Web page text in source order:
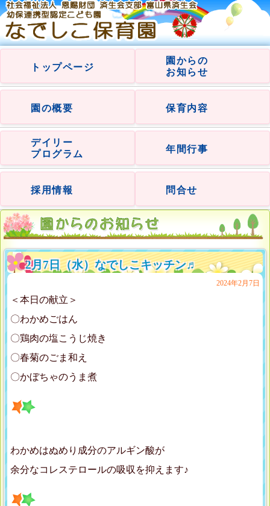
トップページ
園からの
お知らせ
園の概要 保育内容
デイリー
プログラム
年間行事
採用情報 問合せ
2月7日（水）なでしこキッチン♬
2024年2月7日
＜本日の献立＞
〇わかめごはん
〇鶏肉の塩こうじ焼き
〇春菊のごま和え
〇かぼちゃのうま煮
わかめはぬめり成分のアルギン酸が
余分なコレステロールの吸収を抑えます♪